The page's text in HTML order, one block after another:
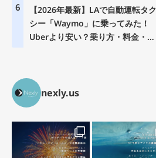
6
【2026年最新】LAで自動運転タク
シー「Waymo」に乗ってみた！
Uberより安い？乗り方・料金・注
nexly.us